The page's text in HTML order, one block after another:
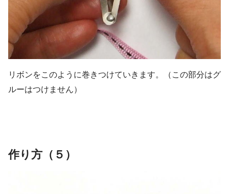
リボンをこのように巻きつけていきます。（この部分はグ
ルーはつけません）
作り方（５）